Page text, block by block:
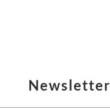
Newsletter